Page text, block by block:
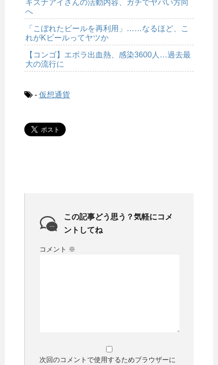
キズナアイさんの活動内容、ガチでヤバい方向
へ
「こぼれたビールを再利用」……なるほど、こ
れがKビールってヤツか
【コンゴ】エボラ出血熱、感染3600人…過去最
大の流行に
- 仮想通貨
この記事どう思う？気軽にコメ
ントしてね
コメント ※
次回のコメントで使用するためブラウザーに